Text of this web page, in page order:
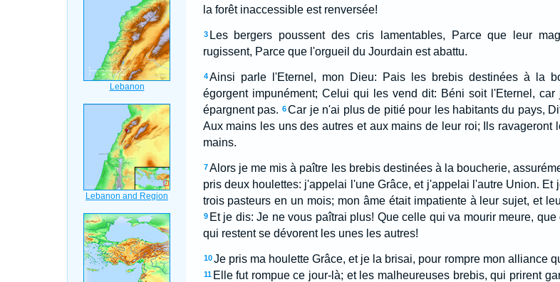
la forêt inaccessible est renversée!
3 Les bergers poussent des cris lamentables, Parce que leur
rugissent, Parce que l'orgueil du Jourdain est abattu.
4 Ainsi parle l'Eternel, mon Dieu: Pais les brebis destinées à la
égorgent impunément; Celui qui les vend dit: Béni soit l'Eternel,
épargnent pas. 6 Car je n'ai plus de pitié pour les habitants du pays,
Aux mains les uns des autres et aux mains de leur roi; Ils
mains.
7 Alors je me mis à paître les brebis destinées à la boucherie,
pris deux houlettes: j'appelai l'une Grâce, et j'appelai l'autre Union. Et
trois pasteurs en un mois; mon âme était impatiente à leur sujet, et
9 Et je dis: Je ne vous paîtrai plus! Que celle qui va mourir meure,
qui restent se dévorent les unes les autres!
10 Je pris ma houlette Grâce, et je la brisai, pour rompre mon alliance
11 Elle fut rompue ce jour-là; et les malheureuses brebis, qui prirent